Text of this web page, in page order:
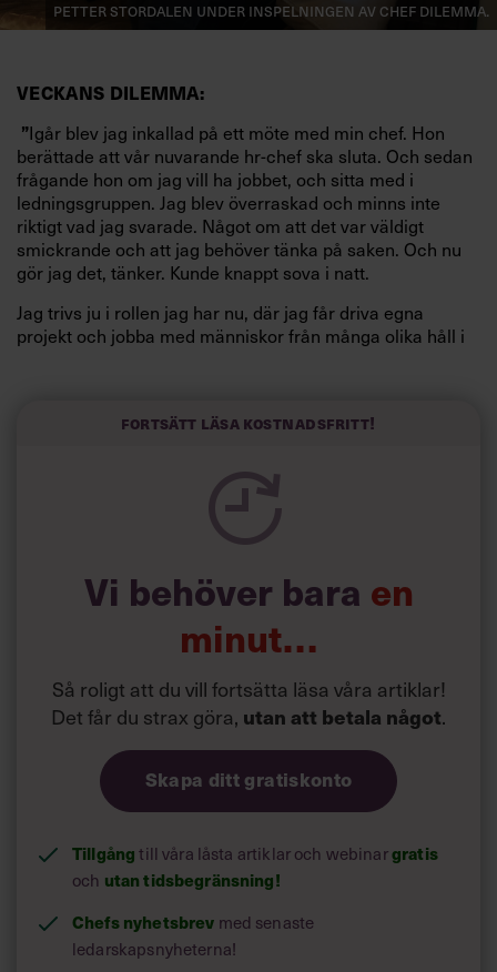
Petter Stordalen under inspelningen av Chef Dilemma.
VECKANS DILEMMA:
”Igår blev jag inkallad på ett möte med min chef. Hon
berättade att vår nuvarande hr-chef ska sluta. Och sedan
frågande hon om jag vill ha jobbet, och sitta med i
ledningsgruppen. Jag blev överraskad och minns inte
riktigt vad jag svarade. Något om att det var väldigt
smickrande och att jag behöver tänka på saken. Och nu
gör jag det, tänker. Kunde knappt sova i natt.
Jag trivs ju i rollen jag har nu, där jag får driva egna
projekt och jobba med människor från många olika håll i
det inte vara de roligaste kollegorna som sitter där. Min
frånvarande när jag växte upp. Jag vet att jag inte vill bli
Men den högre lönen skulle såklart göra stor skillnad. Jag,
Och min sambo tycker att jag ska ta det här jobbet. Jag
kan inte komma fram till vad jag egentligen vill.
Magkänslan gör att jag lutar åt att tacka nej. Men
chansen att göra karriär är ju här – kanske är jag bara
rädd för att misslyckas?”
Läs också:
”Följ inte dina drömmar” –
här är Stordalens 10
livsregler
Fortsätt läsa kostnadsfritt!
Vi behöver bara en
minut…
Så roligt att du vill fortsätta läsa våra artiklar!
Det får du strax göra, utan att betala något.
Skapa ditt gratiskonto
Tillgångtill våra låsta artiklar och webinargratis
och utan tidsbegränsning!
Chefs nyhetsbrev med senaste
ledarskapsnyheterna!